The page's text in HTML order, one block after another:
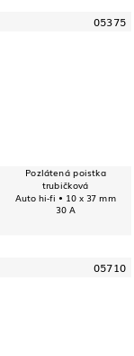
05375
Pozlátená poistka
trubičková
Auto hi-fi • 10 x 37 mm
30 A
05710